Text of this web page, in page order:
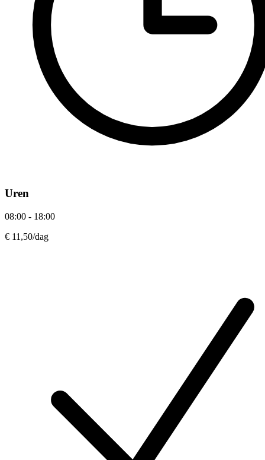
Uren
08:00 - 18:00
€ 11,50/dag